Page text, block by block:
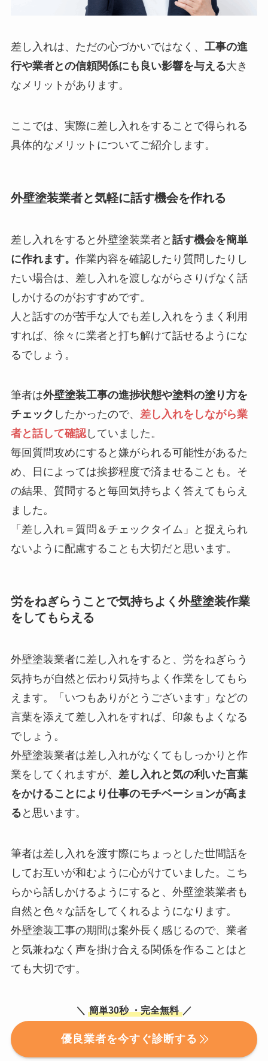
差し入れは、ただの心づかいではなく、 工事の進
行や業者との信頼関係にも良い影響を与える大き
なメリットがあります。
ここでは、実際に差し入れをすることで得られる
具体的なメリットについてご紹介します。
外壁塗装業者と気軽に話す機会を作れる
差し入れをすると外壁塗装業者と 話す機会を簡単
に作れます。 作業内容を確認したり質問したりし
たい場合は、差し入れを渡しながらさりげなく話
しかけるのがおすすめです。
人と話すのが苦手な人でも差し入れをうまく利用
すれば、徐々に業者と打ち解けて話せるようにな
るでしょう。
筆者は外壁塗装工事の進捗状態や塗料の塗り方を
チェック したかったので、 差し入れをしながら業
者と話して確認していました。
毎回質問攻めにすると嫌がられる可能性があるた
め、日によっては挨拶程度で済ませることも。そ
の結果、質問すると毎回気持ちよく答えてもらえ
ました。
「差し入れ＝質問＆チェックタイム」と捉えられ
ないように配慮することも大切だと思います。
労をねぎらうことで気持ちよく外壁塗装作業
をしてもらえる
外壁塗装業者に差し入れをすると、労をねぎらう
気持ちが自然と伝わり気持ちよく作業をしてもら
えます。「いつもありがとうございます」などの
言葉を添えて差し入れをすれば、印象もよくなる
でしょう。
外壁塗装業者は差し入れがなくてもしっかりと作
業をしてくれますが、 差し入れと気の利いた言葉
をかけることにより仕事のモチベーションが高ま
る と思います。
筆者は差し入れを渡す際にちょっとした世間話を
してお互いが和むように心がけていました。こち
らから話しかけるようにすると、外壁塗装業者も
自然と色々な話をしてくれるようになります。
外壁塗装工事の期間は案外長く感じるので、業者
と気兼ねなく声を掛け合える関係を作ることはと
ても大切です。
＼ 簡単30秒 ・完全無料 ／
優良業者を今すぐ診断する